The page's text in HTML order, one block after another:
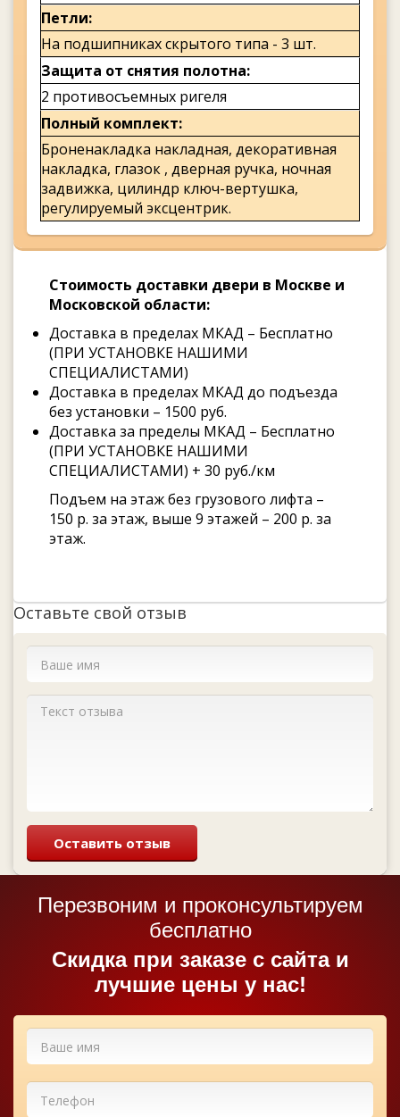
Петли
На подшипниках скрытого типа - 3 шт.
Защита от снятия полотна
2 противосъемных ригеля
Полный комплект
Броненакладка накладная, декоративная
накладка, глазок , дверная ручка, ночная
задвижка, цилиндр ключ-вертушка,
регулируемый эксцентрик.
Стоимость доставки двери в Москве и
Московской области:
Доставка в пределах МКАД – Бесплатно
(ПРИ УСТАНОВКЕ НАШИМИ
СПЕЦИАЛИСТАМИ)
Доставка в пределах МКАД до подъезда
без установки – 1500 руб.
Доставка за пределы МКАД – Бесплатно
(ПРИ УСТАНОВКЕ НАШИМИ
СПЕЦИАЛИСТАМИ) + 30 руб./км
Подъем на этаж без грузового лифта –
150 р. за этаж, выше 9 этажей – 200 р. за
этаж.
Оставьте свой отзыв
Оставить отзыв
Перезвоним и проконсультируем
бесплатно
Cкидка при заказе с сайта и
лучшие цены у нас!